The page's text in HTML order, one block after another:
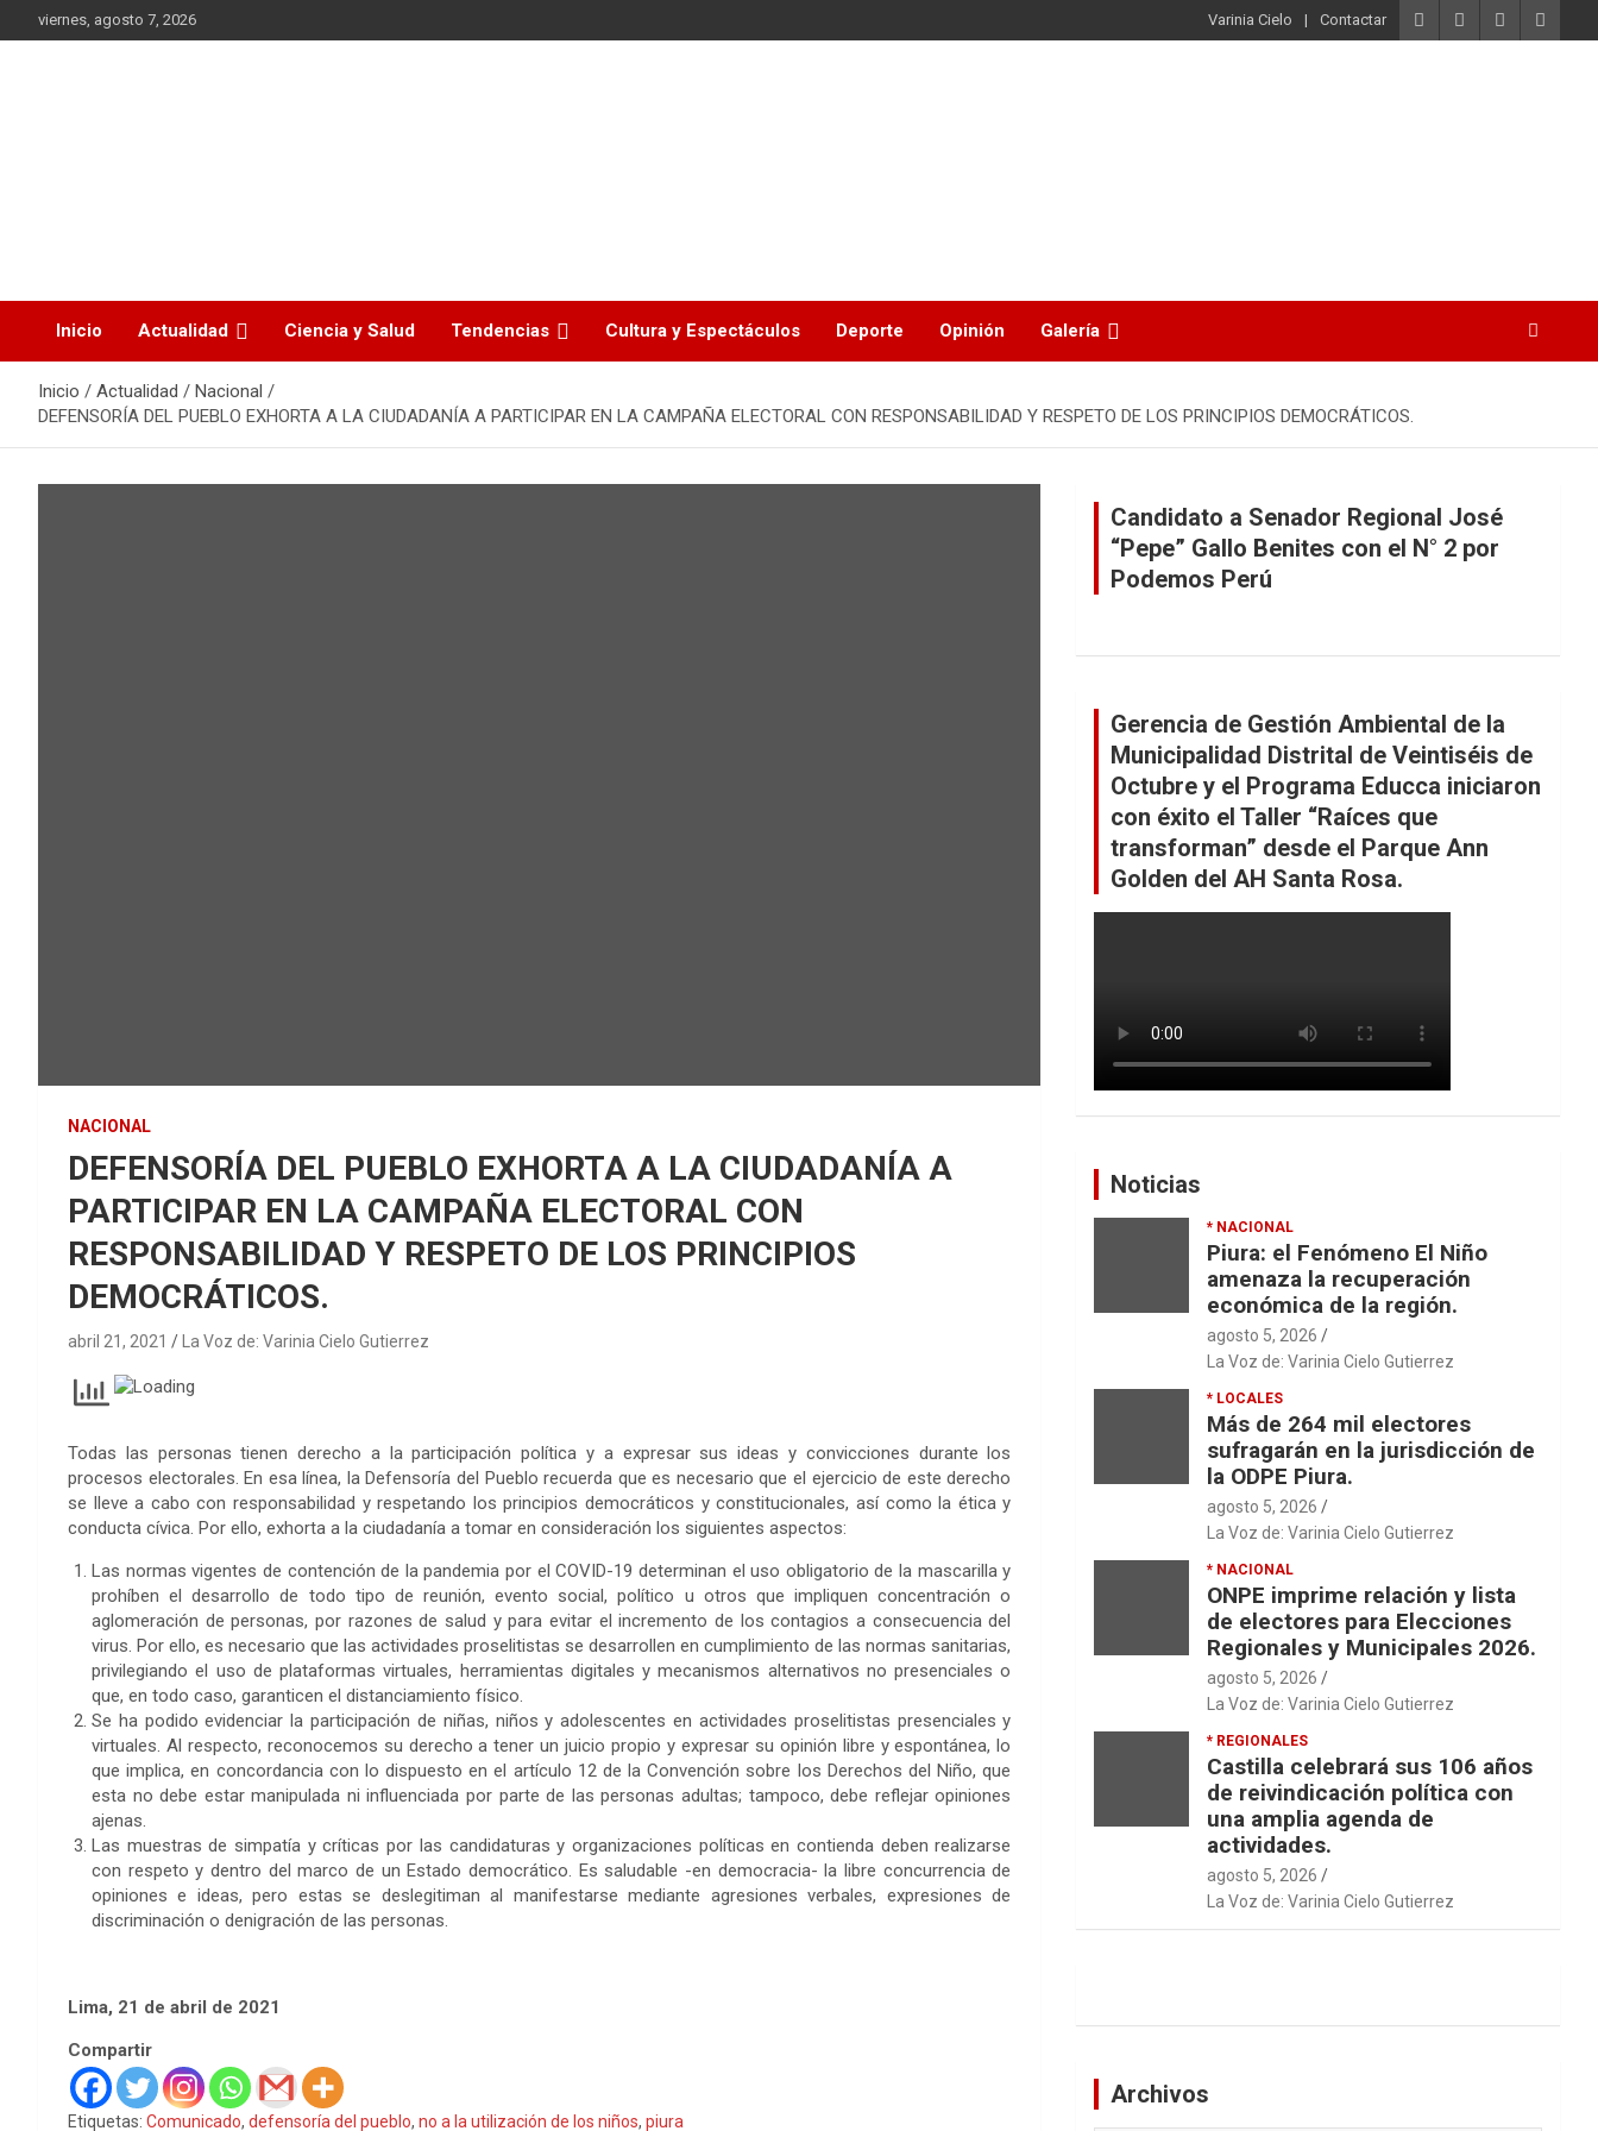
al
viernes, agosto 7, 2026 Varinia Cielo Contactar
Inicio Actualidad Ciencia y Salud Tendencias Cultura y Espectáculos Deporte Opinión Galería
Inicio Actualidad
Nacional
DEFENSORÍA DEL PUEBLO EXHORTA A LA CIUDADANÍA A PARTICIPAR EN LA CAMPAÑA ELECTORAL CON RESPONSABILIDAD Y RESPETO DE LOS PRINCIPIOS DEMOCRÁTICOS.
NACIONAL
DEFENSORÍA DEL PUEBLO EXHORTA A LA CIUDADANÍA A
PARTICIPAR EN LA CAMPAÑA ELECTORAL CON
RESPONSABILIDAD Y RESPETO DE LOS PRINCIPIOS
DEMOCRÁTICOS.
abril 21, 2021 La Voz de: Varinia Cielo Gutierrez
Todas las personas tienen derecho a la participación política y a expresar sus ideas y convicciones durante los
procesos electorales. En esa línea, la Defensoría del Pueblo recuerda que es necesario que el ejercicio de este derecho
se lleve a cabo con responsabilidad y respetando los principios democráticos y constitucionales, así como la ética y
conducta cívica. Por ello, exhorta a la ciudadanía a tomar en consideración los siguientes aspectos:
Las normas vigentes de contención de la pandemia por el COVID-19 determinan el uso obligatorio de la mascarilla y
prohíben el desarrollo de todo tipo de reunión, evento social, político u otros que impliquen concentración o
aglomeración de personas, por razones de salud y para evitar el incremento de los contagios a consecuencia del
virus. Por ello, es necesario que las actividades proselitistas se desarrollen en cumplimiento de las normas sanitarias,
privilegiando el uso de plataformas virtuales, herramientas digitales y mecanismos alternativos no presenciales o
que, en todo caso, garanticen el distanciamiento físico.
Se ha podido evidenciar la participación de niñas, niños y adolescentes en actividades proselitistas presenciales y
virtuales. Al respecto, reconocemos su derecho a tener un juicio propio y expresar su opinión libre y espontánea, lo
que implica, en concordancia con lo dispuesto en el artículo 12 de la Convención sobre los Derechos del Niño, que
esta no debe estar manipulada ni influenciada por parte de las personas adultas; tampoco, debe reflejar opiniones
ajenas.
Las muestras de simpatía y críticas por las candidaturas y organizaciones políticas en contienda deben realizarse
con respeto y dentro del marco de un Estado democrático. Es saludable -en democracia- la libre concurrencia de
opiniones e ideas, pero estas se deslegitiman al manifestarse mediante agresiones verbales, expresiones de
discriminación o denigración de las personas.
Lima, 21 de abril de 2021
Compartir
Etiquetas: Comunicado, defensoría del pueblo, no a la utilización de los niños, piura
Candidato a Senador Regional José
“Pepe” Gallo Benites con el N° 2 por
Podemos Perú
Gerencia de Gestión Ambiental de la
Municipalidad Distrital de Veintiséis de
Octubre y el Programa Educca iniciaron
con éxito el Taller “Raíces que
transforman” desde el Parque Ann
Golden del AH Santa Rosa.
Noticias
* NACIONAL
Piura: el Fenómeno El Niño
amenaza la recuperación
económica de la región.
agosto 5, 2026
La Voz de: Varinia Cielo Gutierrez
* LOCALES
Más de 264 mil electores
sufragarán en la jurisdicción de
la ODPE Piura.
agosto 5, 2026
La Voz de: Varinia Cielo Gutierrez
* NACIONAL
ONPE imprime relación y lista
de electores para Elecciones
Regionales y Municipales 2026.
agosto 5, 2026
La Voz de: Varinia Cielo Gutierrez
* REGIONALES
Castilla celebrará sus 106 años
de reivindicación política con
una amplia agenda de
actividades.
agosto 5, 2026
La Voz de: Varinia Cielo Gutierrez
Archivos